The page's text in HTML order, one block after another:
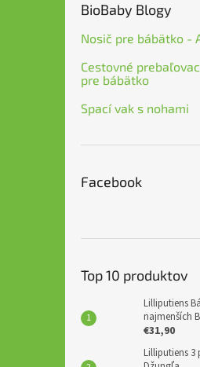
BioBaby Blogy
Nosič pre bábätko -
Cestovné
pre bábätko
Spací vak s nohami
Facebook
Top 10 produktov
Lilliputiens
najmenších
€31,90
Lilliputiens 3